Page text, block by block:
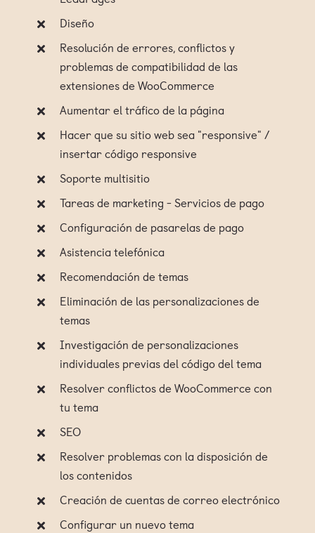
Diseño
Resolución de errores, conflictos y
problemas de compatibilidad de las
extensiones de WooCommerce
Aumentar el tráfico de la página
Hacer que su sitio web sea "responsive" /
insertar código responsive
Soporte multisitio
Tareas de marketing - Servicios de pago
Configuración de pasarelas de pago
Asistencia telefónica
Recomendación de temas
Eliminación de las personalizaciones de
temas
Investigación de personalizaciones
individuales previas del código del tema
Resolver conflictos de WooCommerce con
tu tema
SEO
Resolver problemas con la disposición de
los contenidos
Creación de cuentas de correo electrónico
Configurar un nuevo tema